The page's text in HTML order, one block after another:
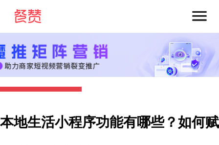
本地生活小程序功能有哪些？如何